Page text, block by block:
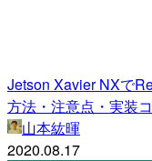
Jetson Xavier NXで
方法・注意点・実装
山本紘暉
2020.08.17